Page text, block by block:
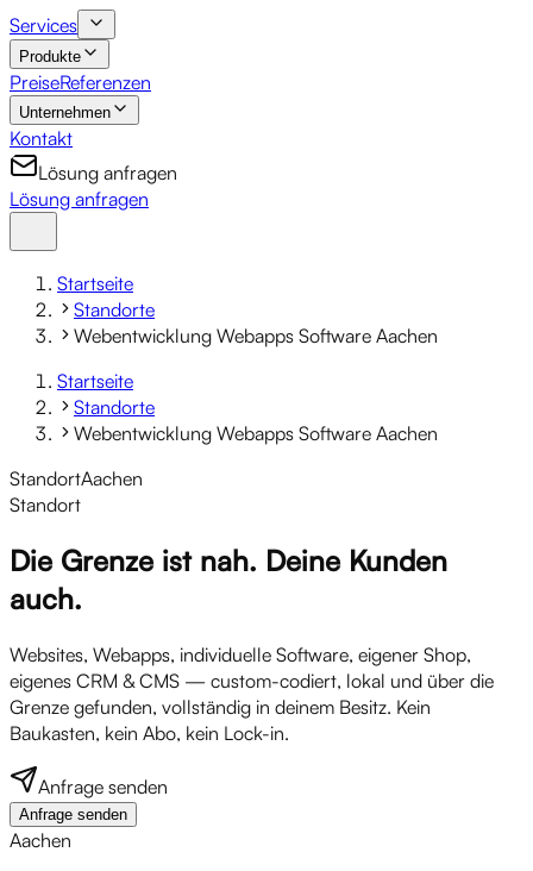
Services
Produkte
PreiseReferenzen
Unternehmen
Kontakt
Lösung anfragen
Lösung anfragen
Startseite
Standorte
Webentwicklung Webapps Software Aachen
Startseite
Standorte
Webentwicklung Webapps Software Aachen
StandortAachen
Standort
Die Grenze ist nah. Deine Kunden
auch.
Websites, Webapps, individuelle Software, eigener Shop,
eigenes CRM & CMS — custom-codiert, lokal und über die
Grenze gefunden, vollständig in deinem Besitz. Kein
Baukasten, kein Abo, kein Lock-in.
Anfrage senden
Anfrage senden
Aachen